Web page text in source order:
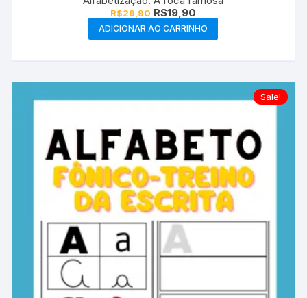
R$29,90 O
preço
original
era:
R$19,90
preço
atual
é:
ADICIONAR AO CARRINHO
Sale!